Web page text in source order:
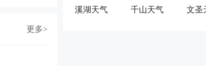
更多>
溪湖天气
千山天气 文圣